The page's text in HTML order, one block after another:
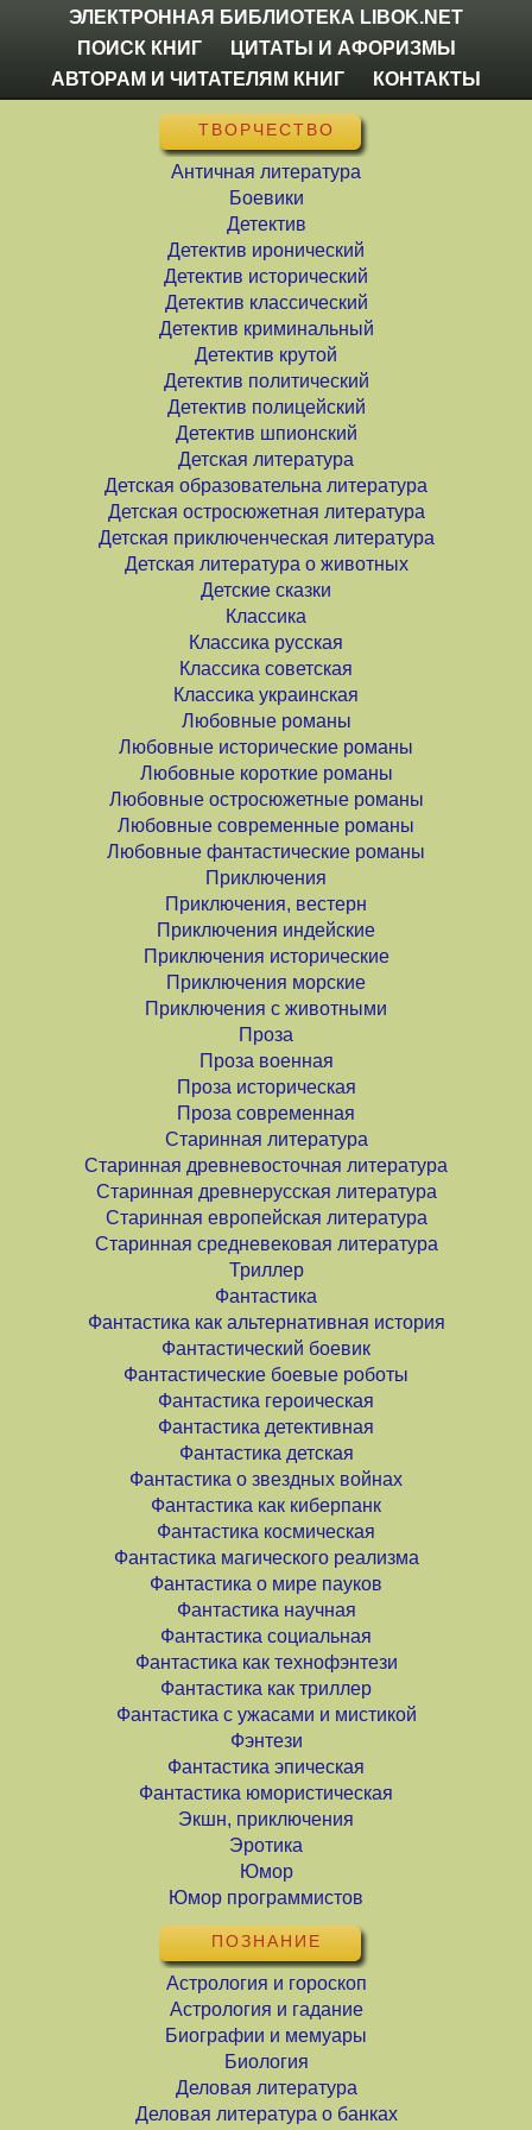
ЭЛЕКТРОННАЯ БИБЛИОТЕКА LIBOK.NET
ПОИСК КНИГ
ЦИТАТЫ И АФОРИЗМЫ
АВТОРАМ И ЧИТАТЕЛЯМ КНИГ
КОНТАКТЫ
ТВОРЧЕСТВО
Античная литература
Боевики
Детектив
Детектив иронический
Детектив исторический
Детектив классический
Детектив криминальный
Детектив крутой
Детектив политический
Детектив полицейский
Детектив шпионский
Детская литература
Детская образовательна литература
Детская остросюжетная литература
Детская приключенческая литература
Детская литература о животных
Детские сказки
Классика
Классика русская
Классика советская
Классика украинская
Любовные романы
Любовные исторические романы
Любовные короткие романы
Любовные остросюжетные романы
Любовные современные романы
Любовные фантастические романы
Приключения
Приключения, вестерн
Приключения индейские
Приключения исторические
Приключения морские
Приключения с животными
Проза
Проза военная
Проза историческая
Проза современная
Старинная литература
Старинная древневосточная литература
Старинная древнерусская литература
Старинная европейская литература
Старинная средневековая литература
Триллер
Фантастика
Фантастика как альтернативная история
Фантастический боевик
Фантастические боевые роботы
Фантастика героическая
Фантастика детективная
Фантастика детская
Фантастика о звездных войнах
Фантастика как киберпанк
Фантастика космическая
Фантастика магического реализма
Фантастика о мире пауков
Фантастика научная
Фантастика социальная
Фантастика как технофэнтези
Фантастика как триллер
Фантастика с ужасами и мистикой
Фэнтези
Фантастика эпическая
Фантастика юмористическая
Экшн, приключения
Эротика
Юмор
Юмор программистов
ПОЗНАНИЕ
Астрология и гороскоп
Астрология и гадание
Биографии и мемуары
Биология
Деловая литература
Деловая литература о банках